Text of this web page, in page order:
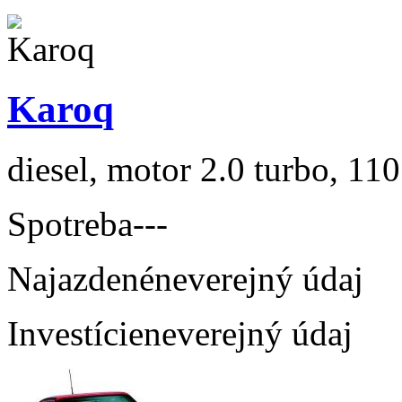
Karoq
diesel, motor 2.0 turbo,
Spotreba---
Najazdenéneverejný údaj
Investícieneverejný údaj